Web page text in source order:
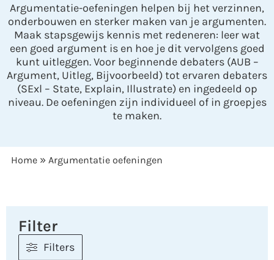
Argumentatie-oefeningen helpen bij het verzinnen,
onderbouwen en sterker maken van je argumenten.
Maak stapsgewijs kennis met redeneren: leer wat
een goed argument is en hoe je dit vervolgens goed
kunt uitleggen. Voor beginnende debaters (AUB –
Argument, Uitleg, Bijvoorbeeld) tot ervaren debaters
(SExl – State, Explain, Illustrate) en ingedeeld op
niveau. De oefeningen zijn individueel of in groepjes
te maken.
Home » Argumentatie oefeningen
Filter
Filters